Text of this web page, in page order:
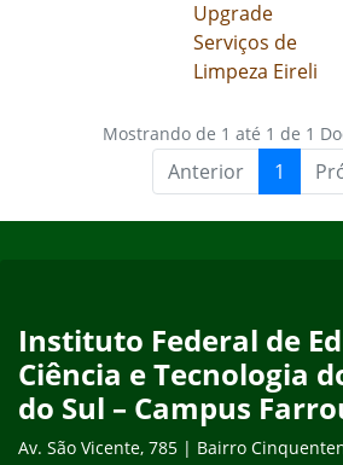
Upgrade
Serviços de
Limpeza Eireli
Mostrando de 1 até 1 de 1
Anterior 1
Instituto Federal de
Ciência e Tecnologia
do Sul – Campus
Av. São Vicente, 785 | Bairro